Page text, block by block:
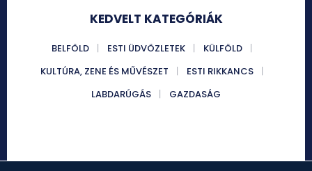
KEDVELT KATEGÓRIÁK
BELFÖLD ESTI ÜDVÖZLETEK
KÜLFÖLD
KULTÚRA, ZENE ÉS MŰVÉSZET
ESTI RIKKANCS
LABDARÚGÁS
GAZDASÁG